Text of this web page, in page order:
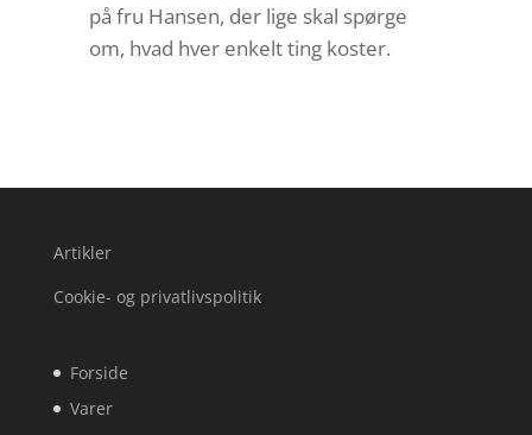
på fru Hansen, der lige skal spørge
om, hvad hver enkelt ting koster.
Artikler
Cookie- og privatlivspolitik
Forside
Varer